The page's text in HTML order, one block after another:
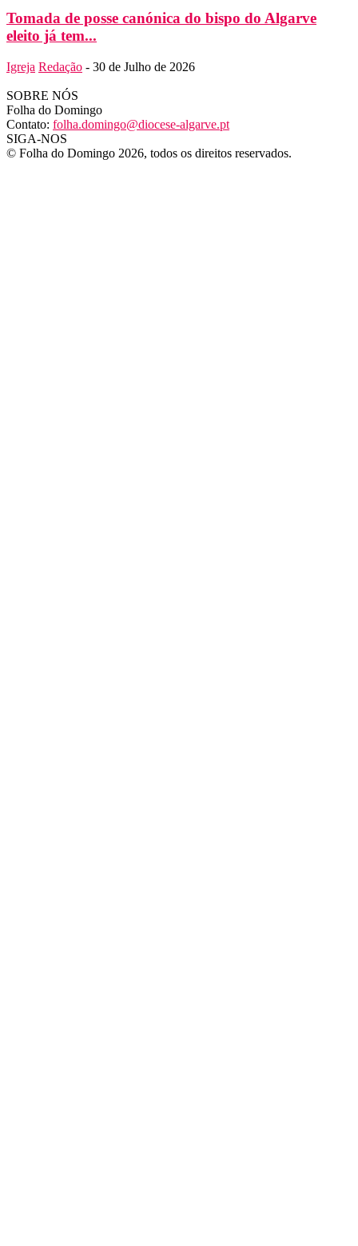
Tomada de posse canónica do bispo do Algarve
eleito já tem...
Igreja Redação - 30 de Julho de 2026
SOBRE NÓS
Folha do Domingo
Contato: folha.domingo@diocese-algarve.pt
SIGA-NOS
© Folha do Domingo 2026, todos os direitos reservados.